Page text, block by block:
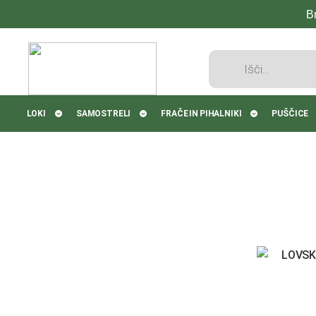
Products
LOKI SAMOSTRELI FRAČE IN PIHALNIKI PUŠČICE